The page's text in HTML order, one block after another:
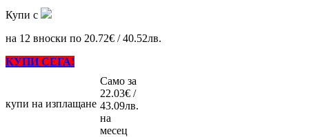
Купи с
на 12 вноски по 20.72€ / 40.52лв.
КУПИ СЕГА!
купи на изплащане
Само за
22.03€ /
43.09лв.
на
месец